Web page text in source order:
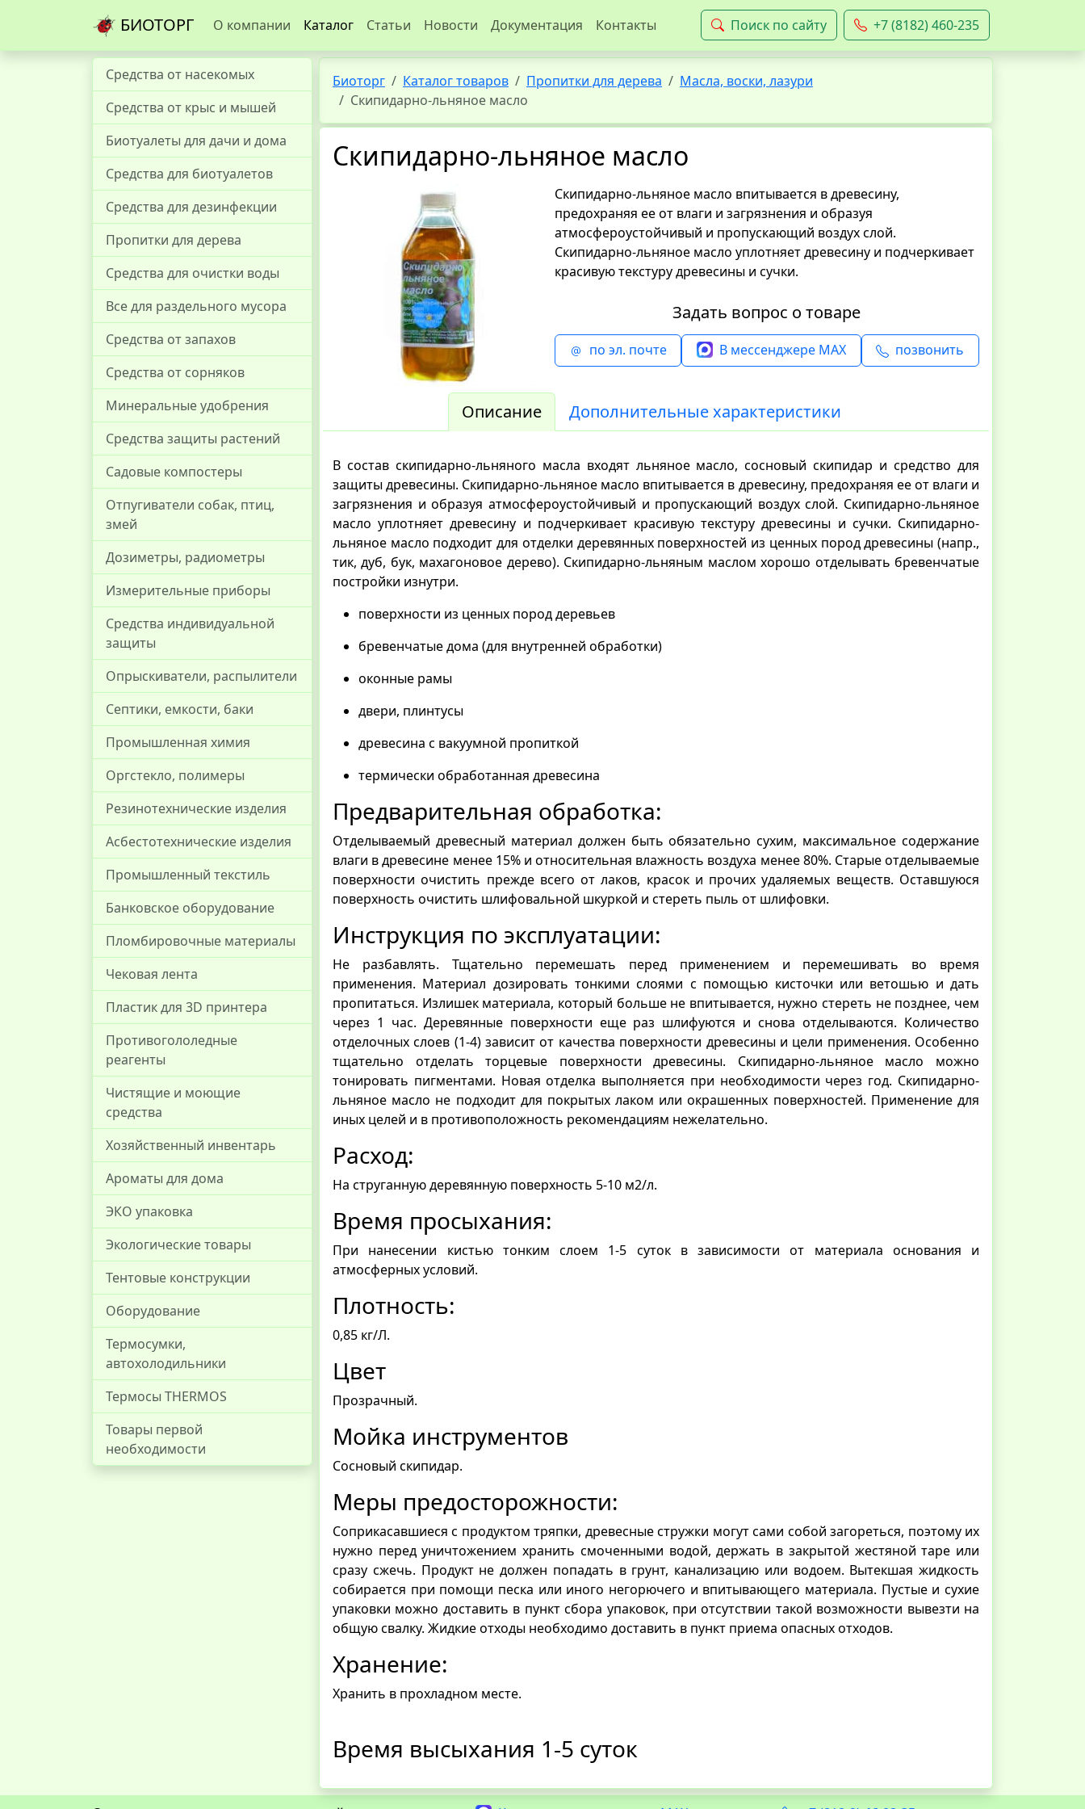
БИОТОРГ О компании Каталог Статьи Новости Документация Контакты Поиск по сайту +7 (8182) 460-235
Средства от насекомых
Средства от крыс и мышей
Биотуалеты для дачи и дома
Средства для биотуалетов
Средства для дезинфекции
Пропитки для дерева
Средства для очистки воды
Все для раздельного мусора
Средства от запахов
Средства от сорняков
Минеральные удобрения
Средства защиты растений
Садовые компостеры
Отпугиватели собак, птиц,
змей
Дозиметры, радиометры
Измерительные приборы
Средства индивидуальной
защиты
Опрыскиватели, распылители
Септики, емкости, баки
Промышленная химия
Оргстекло, полимеры
Резинотехнические изделия
Асбестотехнические изделия
Промышленный текстиль
Банковское оборудование
Пломбировочные материалы
Чековая лента
Пластик для 3D принтера
Противогололедные
реагенты
Чистящие и моющие
средства
Хозяйственный инвентарь
Ароматы для дома
ЭКО упаковка
Экологические товары
Тентовые конструкции
Оборудование
Термосумки,
автохолодильники
Термосы THERMOS
Товары первой
необходимости
Биоторг Каталог товаров Пропитки для дерева
Масла, воски, лазури
Скипидарно-льняное масло
Скипидарно-льняное масло
Скипидарно-льняное масло впитывается в древесину,
предохраняя ее от влаги и загрязнения и образуя
атмосфероустойчивый и пропускающий воздух слой.
Скипидарно-льняное масло уплотняет древесину и подчеркивает
красивую текстуру древесины и сучки.
Задать вопрос о товаре
по эл. почте В мессенджере MAX позвонить
Описание Дополнительные характеристики
В состав скипидарно-льняного масла входят льняное масло, сосновый скипидар и средство для
защиты древесины. Скипидарно-льняное масло впитывается в древесину, предохраняя ее от влаги и
загрязнения и образуя атмосфероустойчивый и пропускающий воздух слой. Скипидарно-льняное
масло уплотняет древесину и подчеркивает красивую текстуру древесины и сучки. Скипидарно-
льняное масло подходит для отделки деревянных поверхностей из ценных пород древесины (напр.,
тик, дуб, бук, махагоновое дерево). Скипидарно-льняным маслом хорошо отделывать бревенчатые
постройки изнутри.
поверхности из ценных пород деревьев
бревенчатые дома (для внутренней обработки)
оконные рамы
двери, плинтусы
древесина с вакуумной пропиткой
термически обработанная древесина
Предварительная обработка:
Отделываемый древесный материал должен быть обязательно сухим, максимальное содержание
влаги в древесине менее 15% и относительная влажность воздуха менее 80%. Старые отделываемые
поверхности очистить прежде всего от лаков, красок и прочих удаляемых веществ. Оставшуюся
поверхность очистить шлифовальной шкуркой и стереть пыль от шлифовки.
Инструкция по эксплуатации:
Не разбавлять. Тщательно перемешать перед применением и перемешивать во время
применения. Материал дозировать тонкими слоями с помощью кисточки или ветошью и дать
пропитаться. Излишек материала, который больше не впитывается, нужно стереть не позднее, чем
через 1 час. Деревянные поверхности еще раз шлифуются и снова отделываются. Количество
отделочных слоев (1-4) зависит от качества поверхности древесины и цели применения. Особенно
тщательно отделать торцевые поверхности древесины. Скипидарно-льняное масло можно
тонировать пигментами. Новая отделка выполняется при необходимости через год. Скипидарно-
льняное масло не подходит для покрытых лаком или окрашенных поверхностей. Применение для
иных целей и в противоположность рекомендациям нежелательно.
Расход:
На струганную деревянную поверхность 5-10 м2/л.
Время просыхания:
При нанесении кистью тонким слоем 1-5 суток в зависимости от материала основания и
атмосферных условий.
Плотность:
0,85 кг/Л.
Цвет
Прозрачный.
Мойка инструментов
Сосновый скипидар.
Меры предосторожности:
Соприкасавшиеся с продуктом тряпки, древесные стружки могут сами собой загореться, поэтому их
нужно перед уничтожением хранить смоченными водой, держать в закрытой жестяной таре или
сразу сжечь. Продукт не должен попадать в грунт, канализацию или водоем. Вытекшая жидкость
собирается при помощи песка или иного негорючего и впитывающего материала. Пустые и сухие
упаковки можно доставить в пункт сбора упаковок, при отсутствии такой возможности вывезти на
общую свалку. Жидкие отходы необходимо доставить в пункт приема опасных отходов.
Хранение:
Хранить в прохладном месте.
Время высыхания 1-5 суток